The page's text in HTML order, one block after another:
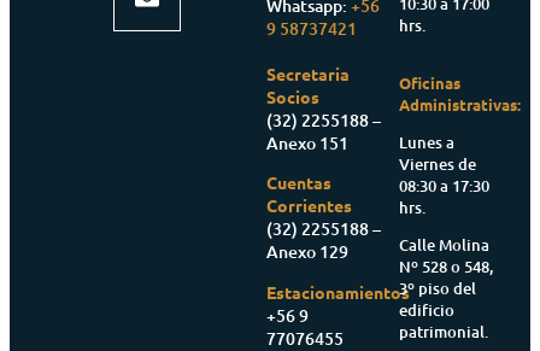
Whatsapp:+56
9 58737421
Secretaria
Socios
(32) 2255188 –
Anexo 151
Cuentas
Corrientes
(32) 2255188 –
Anexo 129
Estacionamientos
+56 9
77076455
hrs.
Oficinas
Administrativas:
Lunes a
Viernes de
08:30 a 17:30
hrs.
Calle Molina
Nº 528 o 548,
3º piso del
edificio
patrimonial.